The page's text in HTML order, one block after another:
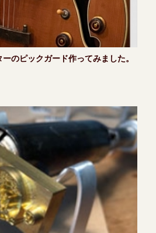
のピックガード作ってみました。